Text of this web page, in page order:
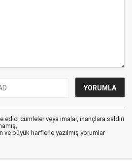
edici cümleler veya imalar, inançlara saldırı
ve büyük harflerle yazılmış yorumlar